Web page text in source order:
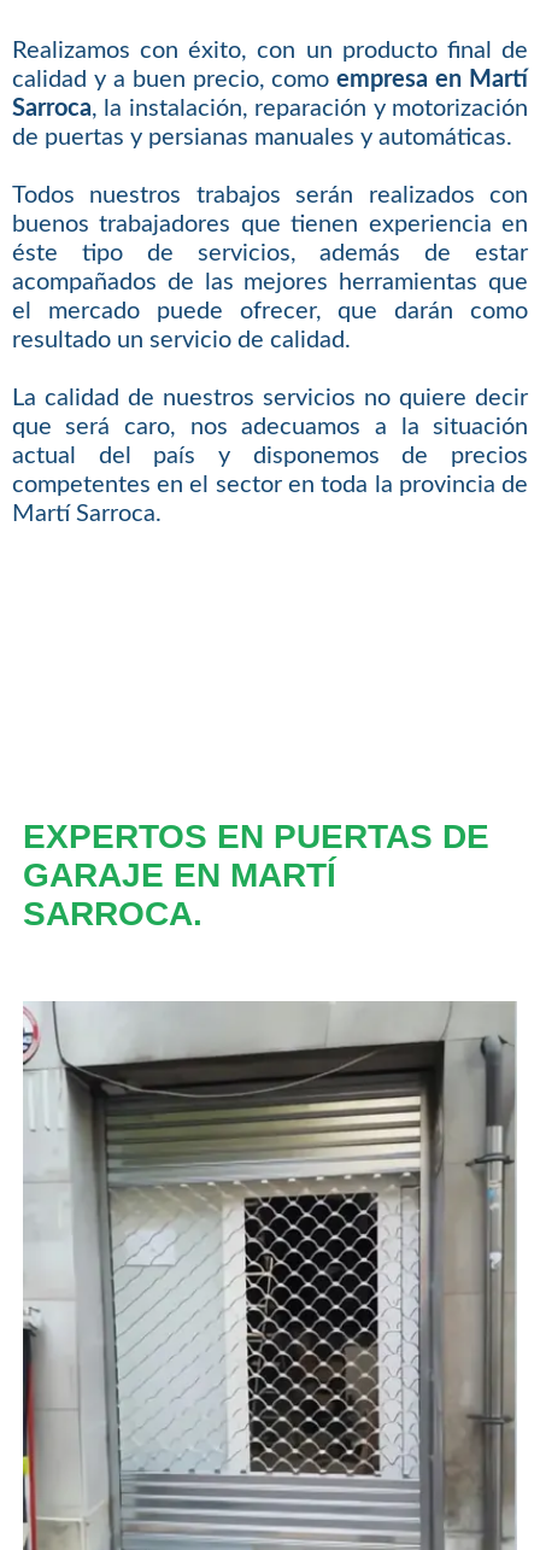
Realizamos con éxito, con un producto final de
calidad y a buen precio, comoempresa en Martí
Sarroca, la instalación, reparación y motorización
de puertas y persianas manuales y automáticas.
Todos nuestros trabajos serán realizados con
buenos trabajadores que tienen experiencia en
éste tipo de servicios, además de estar
acompañados de las mejores herramientas que
el mercado puede ofrecer, que darán como
resultado un servicio de calidad.
La calidad de nuestros servicios no quiere decir
que será caro, nos adecuamos a la situación
actual del país y disponemos de precios
competentes en el sector en toda la provincia de
Martí Sarroca.
EXPERTOS EN PUERTAS DE
GARAJE EN MARTÍ
SARROCA.